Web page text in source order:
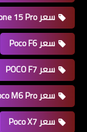
سعر iPhone 15 Pro
سعر Poco F6
سعر POCO F7
سعر Poco M6 Pro
سعر Poco X7